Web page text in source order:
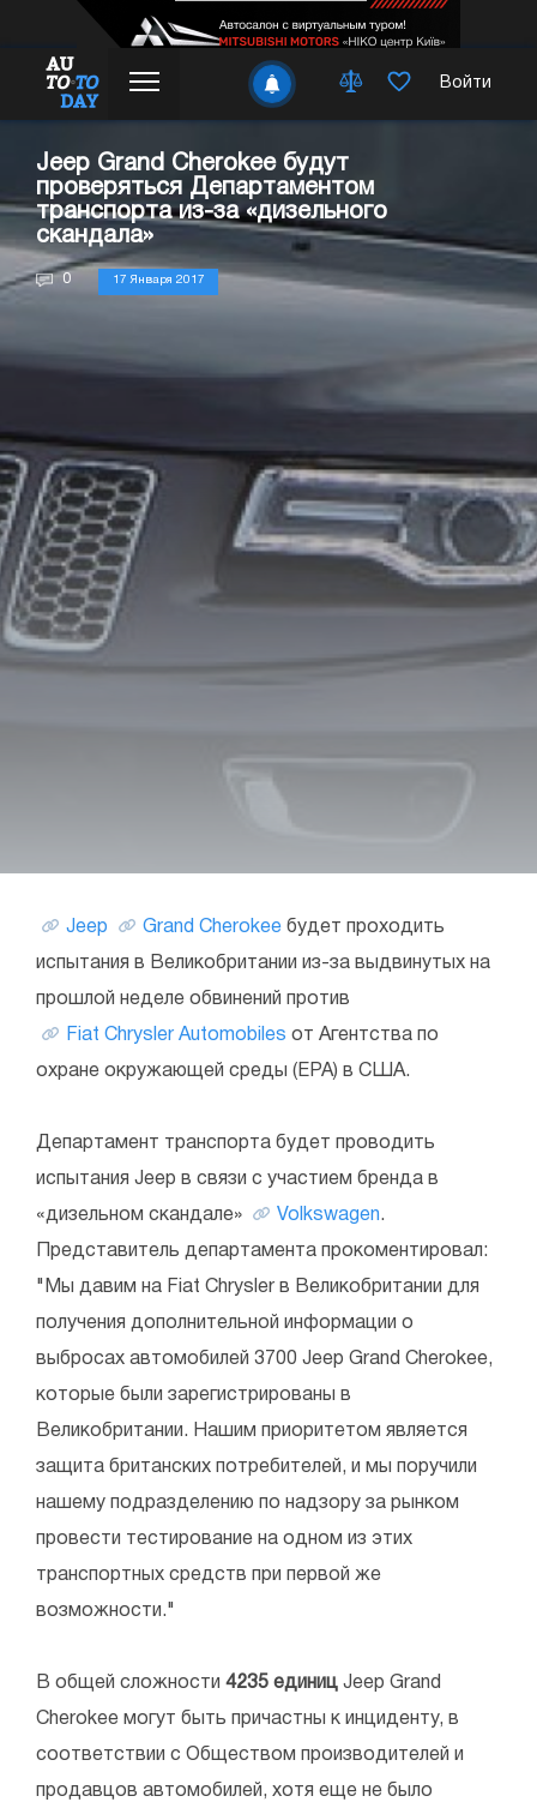
Войти
Jeep Grand Cherokee будут
проверяться Департаментом
транспорта из-за «дизельного
скандала»
0 17 Января 2017
Jeep Grand Cherokee будет проходить
испытания в Великобритании из-за выдвинутых на
прошлой неделе обвинений против
Fiat Chrysler Automobiles от Агентства по
охране окружающей среды (EPA) в США.
Департамент транспорта будет проводить
испытания Jeep в связи с участием бренда в
«дизельном скандале» Volkswagen.
Представитель департамента прокоментировал:
"Мы давим на Fiat Chrysler в Великобритании для
получения дополнительной информации о
выбросах автомобилей 3700 Jeep Grand Cherokee,
которые были зарегистрированы в
Великобритании. Нашим приоритетом является
защита британских потребителей, и мы поручили
нашему подразделению по надзору за рынком
провести тестирование на одном из этих
транспортных средств при первой же
возможности."
В общей сложности 4235 единиц Jeep Grand
Cherokee могут быть причастны к инциденту, в
соответствии с Обществом производителей и
продавцов автомобилей, хотя еще не было